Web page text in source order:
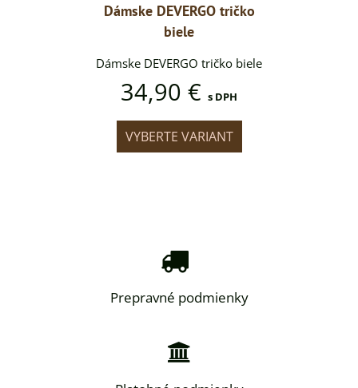
Dámske DEVERGO tričko
biele
Dámske DEVERGO tričko biele
34,90 € s DPH
VYBERTE VARIANT
Prepravné podmienky